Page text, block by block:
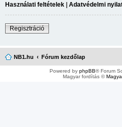
Használati feltételek | Adatvédelmi
Regisztráció
NB1.hu Fórum kezdőlap
Powered by phpBB® Forum
Magyar fordítás ©